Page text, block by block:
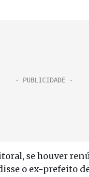
se houver
o ex-prefeito